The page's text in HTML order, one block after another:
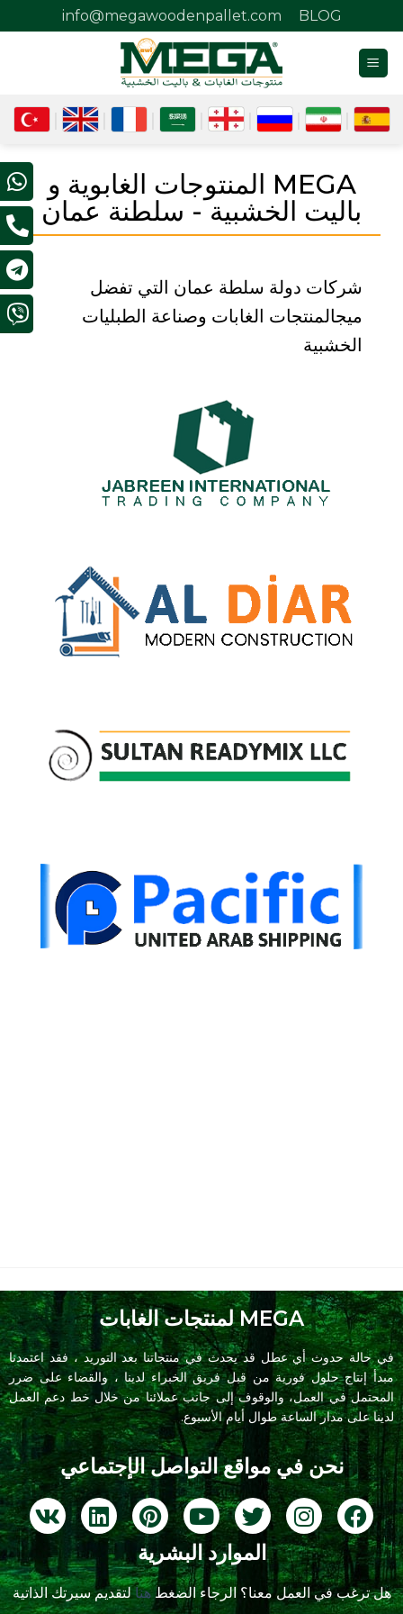
BLOG
info@megawoodenpallet.com
MEGA المنتوجات الغابوية و
باليت الخشبية - سلطنة عمان
شركات دولة سلطة عمان التي تفضل
ميجالمنتجات الغابات وصناعة الطبليات
الخشبية
MEGA لمنتجات الغابات
في حالة حدوث أي عطل قد يحدث في منتجاتنا بعد التوريد ، فقد اعتمدنا
مبدأ إنتاج حلول فورية من قبل فريق الخبراء لدينا ، والقضاء على ضرر
المحتمل في العمل، والوقوف إلى جانب عملائنا من خلال خط دعم العمل
لدينا على مدار الساعة طوال أيام الأسبوع.
نحن في مواقع التواصل الإجتماعي
الموارد البشرية
هل ترغب في العمل معنا؟ الرجاء الضغطهنالتقديم سيرتك الذاتية